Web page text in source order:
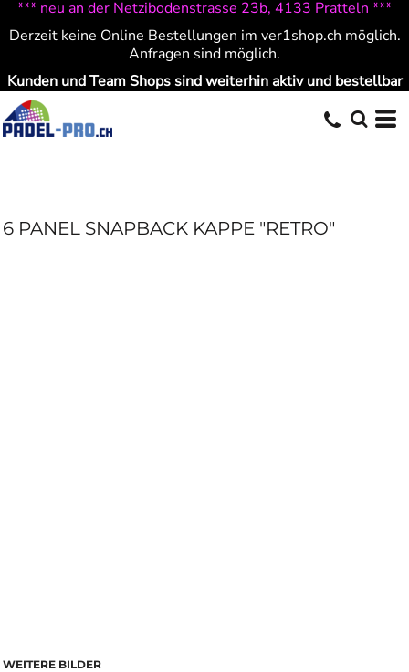
*** neu an der Netzibodenstrasse 23b, 4133 Pratteln ***
Derzeit keine Online Bestellungen im ver1shop.ch möglich.
Anfragen sind möglich.
Kunden und Team Shops sind weiterhin aktiv und bestellbar
6 PANEL SNAPBACK KAPPE "RETRO"
WEITERE BILDER